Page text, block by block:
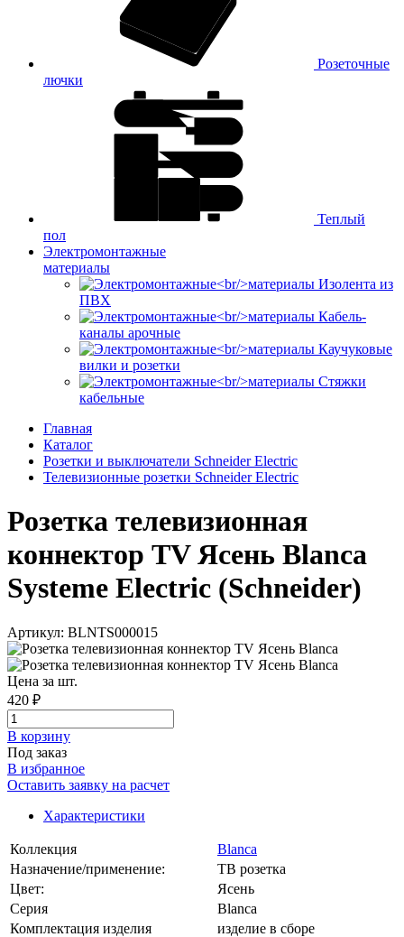
Розеточные
лючки
Теплый
пол
Электромонтажные
материалы
Изолента из
ПВХ
Кабель-
каналы арочные
Каучуковые
вилки и розетки
Стяжки
кабельные
Главная
Каталог
Розетки и выключатели Schneider Electric
Телевизионные розетки Schneider Electric
Розетка телевизионная
коннектор TV Ясень Blanca
Systeme Electric (Schneider)
Артикул: BLNTS000015
Цена за шт.
420 ₽
В корзинy
Под заказ
В избранное
Оставить заявку на расчет
Характеристики
Коллекция
Blanca
Назначение/применение:
ТВ розетка
Цвет:
Ясень
Серия
Blanca
Комплектация изделия
изделие в сборе